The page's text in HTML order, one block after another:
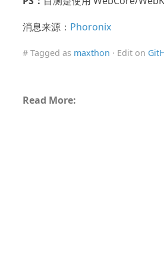
消息来源： Phoronix
# Tagged as maxthon · Edit on
Read More: